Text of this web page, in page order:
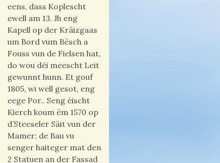
eens, dass Koplescht
ewell am 13. Jh eng
Kapell op der Kräizgaas
um Bord vum Bësch a
Fouss vun de Fielsen hat,
do wou déi meescht Leit
gewunnt hunn. Et gouf
1805, wi well gesot, eng
eege Por.. Seng éischt
Kierch koum ëm 1570 op
d’Steeseler Säit vun der
Mamer; de Bau vu
senger haiteger mat den
2 Statuen an der Fassad